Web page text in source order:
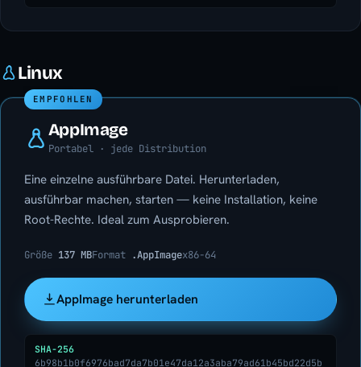
Linux
EMPFOHLEN
AppImage
Portabel · jede Distribution
Eine einzelne ausführbare Datei. Herunterladen,
ausführbar machen, starten — keine Installation, keine
Root-Rechte. Ideal zum Ausprobieren.
Größe 137 MBFormat .AppImagex86-64
AppImage herunterladen
SHA-256
6b98b1b0f6976bad7da7b01e47da12a3aba79ad61b45bd22d5b